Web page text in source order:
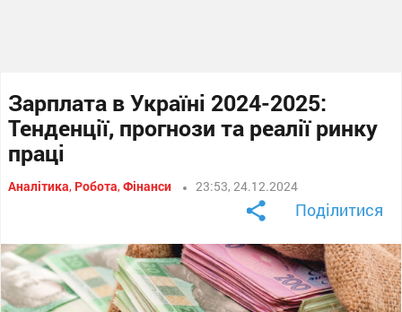
Зарплата в Україні 2024-2025:
Тенденції, прогнози та реалії ринку
праці
Аналітика, Робота,Фінанси 23:53, 24.12.2024
Поділитися